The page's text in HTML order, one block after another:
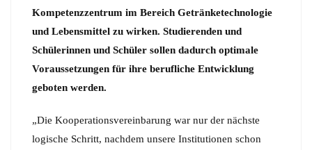
Kompetenzzentrum im Bereich Getränketechnologie
und Lebensmittel zu wirken. Studierenden und
Schülerinnen und Schüler sollen dadurch optimale
Voraussetzungen für ihre berufliche Entwicklung
geboten werden.
„Die Kooperationsvereinbarung war nur der nächste
logische Schritt, nachdem unsere Institutionen schon